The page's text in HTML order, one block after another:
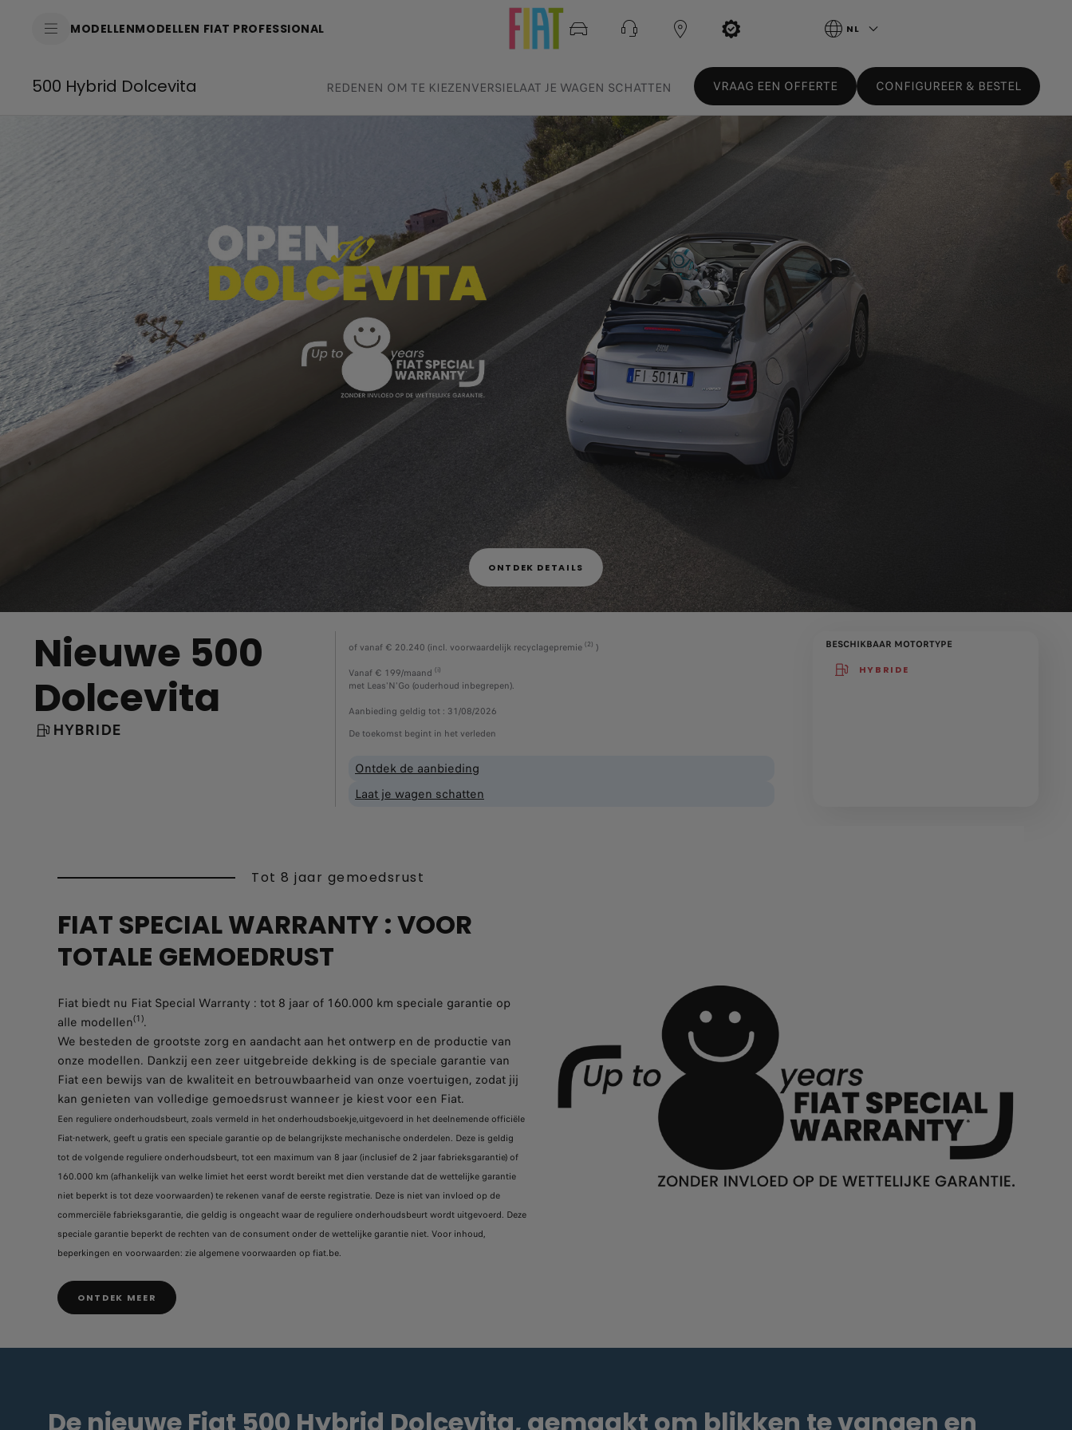
MODELLENMODELLEN FIAT PROFESSIONAL NL
500 Hybrid Dolcevita REDENEN OM TE KIEZENVERSIELAAT JE WAGEN SCHATTEN VRAAG EEN OFFERTE CONFIGUREER & BESTEL
ONTDEK DETAILS
Nieuwe 500
Dolcevita
HYBRIDE
of vanaf € 20.240 (incl. voorwaardelijk recyclagepremie (2) )​
Vanaf € 199/maand (i)
met Leas'N'Go (ouderhoud inbegrepen).
Aanbieding geldig tot : 31/08/2026
De toekomst begint in het verleden
Ontdek de aanbieding
Laat je wagen schatten
BESCHIKBAAR MOTORTYPE
HYBRIDE
Tot 8 jaar gemoedsrust
FIAT SPECIAL WARRANTY : VOOR
TOTALE GEMOEDRUST
Fiat biedt nu Fiat Special Warranty : tot 8 jaar of 160.000 km speciale garantie op
alle modellen(1).
We besteden de grootste zorg en aandacht aan het ontwerp en de productie van
onze modellen. Dankzij een zeer uitgebreide dekking is de speciale garantie van
Fiat een bewijs van de kwaliteit en betrouwbaarheid van onze voertuigen, zodat jij
kan genieten van volledige gemoedsrust wanneer je kiest voor een Fiat.
Een reguliere onderhoudsbeurt, zoals vermeld in het onderhoudsboekje,uitgevoerd in het deelnemende officiële
Fiat-netwerk, geeft u gratis een speciale garantie op de belangrijkste mechanische onderdelen. Deze is geldig
tot de volgende reguliere onderhoudsbeurt, tot een maximum van 8 jaar (inclusief de 2 jaar fabrieksgarantie) of
160.000 km (afhankelijk van welke limiet het eerst wordt bereikt met dien verstande dat de wettelijke garantie
niet beperkt is tot deze voorwaarden) te rekenen vanaf de eerste registratie. Deze is niet van invloed op de
commerciële fabrieksgarantie, die geldig is ongeacht waar de reguliere onderhoudsbeurt wordt uitgevoerd. Deze
speciale garantie beperkt de rechten van de consument onder de wettelijke garantie niet. Voor inhoud,
beperkingen en voorwaarden: zie algemene voorwaarden op fiat.be.
ONTDEK MEER
De nieuwe Fiat 500 Hybrid Dolcevita, gemaakt om blikken te vangen en